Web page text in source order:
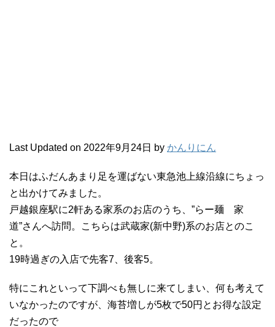
Last Updated on 2022年9月24日 by かんりにん
本日はふだんあまり足を運ばない東急池上線沿線にちょっ
と出かけてみました。
戸越銀座駅に2軒ある家系のお店のうち、”らー麺 家
道”さんへ訪問。こちらは武蔵家(新中野)系のお店とのこ
と。
19時過ぎの入店で先客7、後客5。
特にこれといって下調べも無しに来てしまい、何も考えて
いなかったのですが、海苔増しが5枚で50円とお得な設定
だったので